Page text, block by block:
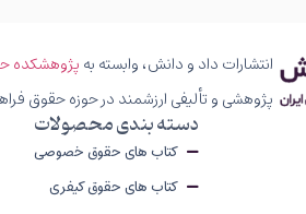
انتشارات داد و دانش، وابسته بهپژوهشکده
پژوهشی و تألیفی ارزشمند در حوزه حقوق
دسته بندی محصولات
کتاب های حقوق خصوصی
کتاب های حقوق کیفری